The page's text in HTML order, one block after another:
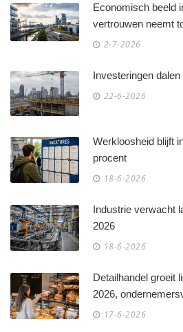
Economisch beeld
vertrouwen neemt
2-7-2026
Investeringen
22-6-2026
Werkloosheid blijft
procent
18-6-2026
Industrie verwacht
2026
18-6-2026
Detailhandel groeit
2026,
17-6-2026